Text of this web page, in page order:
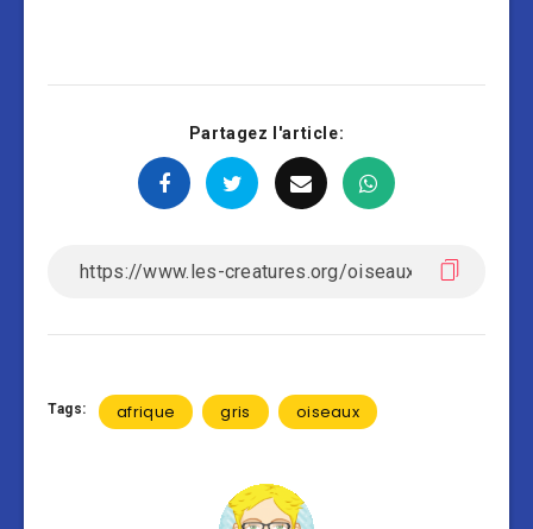
Partagez l'article:
Tags: afrique gris oiseaux